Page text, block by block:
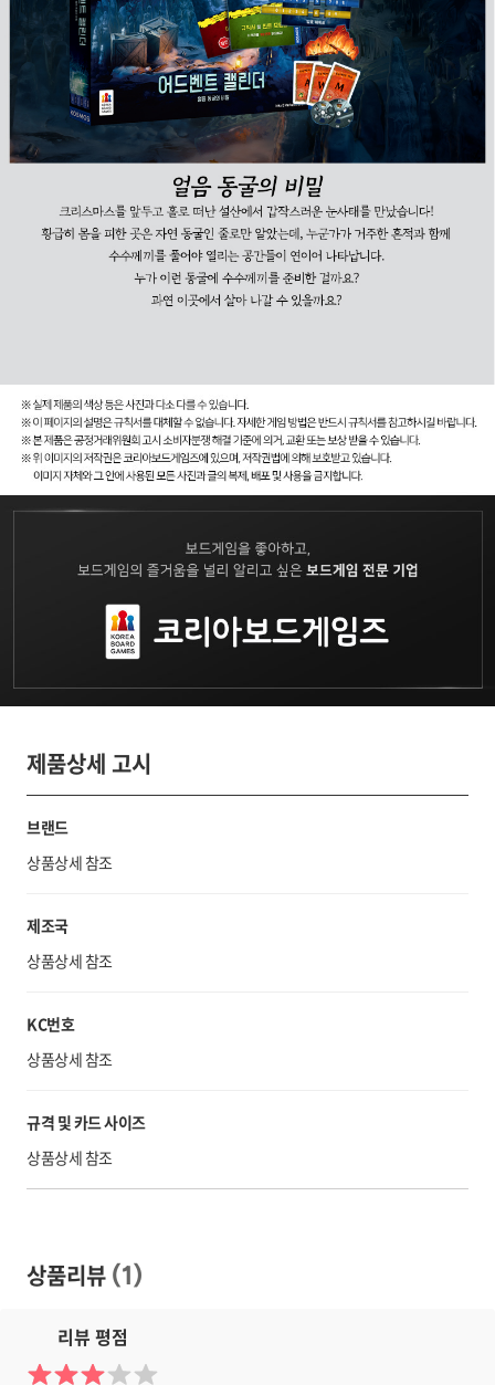
제품상세 고시
브랜드
상품상세 참조
제조국
상품상세 참조
KC번호
상품상세 참조
규격 및 카드 사이즈
상품상세 참조
상품리뷰 (1)
리뷰 평점